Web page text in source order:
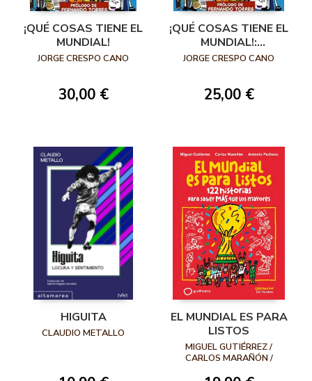
¡QUÉ COSAS TIENE EL
MUNDIAL!
JORGE CRESPO CANO
30,00 €
¡QUÉ COSAS TIENE EL
MUNDIAL!:
ANÉCDOTAS Y
MUNDIALES DE
JORGE CRESPO CANO
25,00 €
HIGUITA
CLAUDIO METALLO
EL MUNDIAL ES PARA
LISTOS
MIGUEL GUTIÉRREZ /
CARLOS MARAÑÓN /